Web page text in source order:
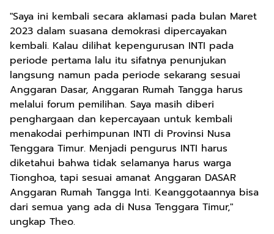
"Saya ini kembali secara aklamasi pada bulan Maret
2023 dalam suasana demokrasi dipercayakan
kembali. Kalau dilihat kepengurusan INTI pada
periode pertama lalu itu sifatnya penunjukan
langsung namun pada periode sekarang sesuai
Anggaran Dasar, Anggaran Rumah Tangga harus
melalui forum pemilihan. Saya masih diberi
penghargaan dan kepercayaan untuk kembali
menakodai perhimpunan INTI di Provinsi Nusa
Tenggara Timur. Menjadi pengurus INTI harus
diketahui bahwa tidak selamanya harus warga
Tionghoa, tapi sesuai amanat Anggaran DASAR
Anggaran Rumah Tangga Inti. Keanggotaannya bisa
dari semua yang ada di Nusa Tenggara Timur,"
ungkap Theo.